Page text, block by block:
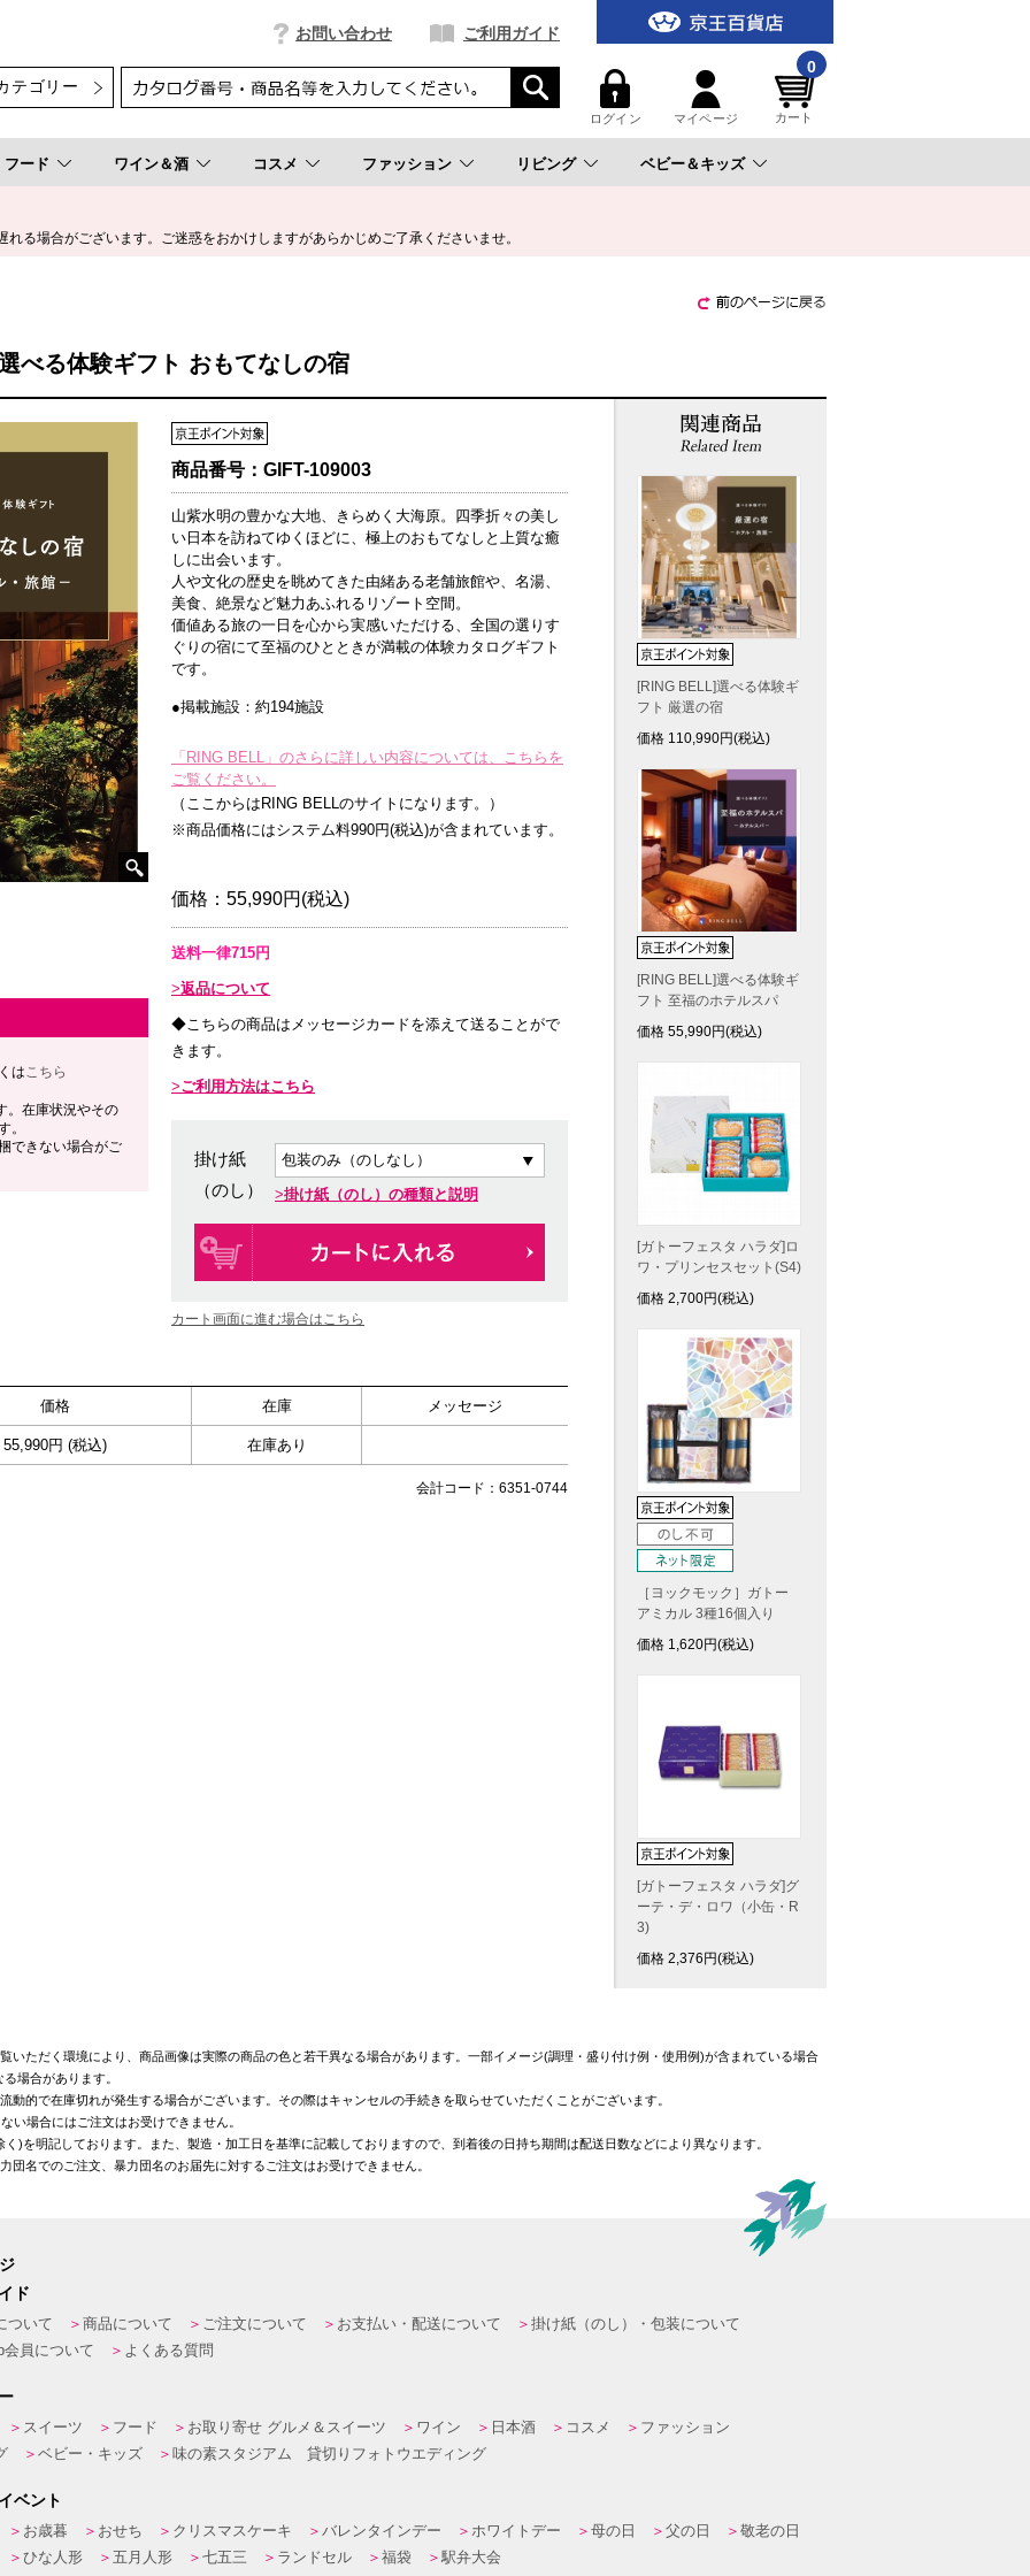
お問い合わせ ご利用ガイド
ログイン マイページ
0
カート
フード ワイン＆酒 コスメ ファッション リビング ベビー＆キッズ
る場合がございます。ご迷惑をおかけしますがあらかじめご了承くださいませ。
べる体験ギフト おもてなしの宿
はこちら
。在庫状況やその
。
できない場合がご
商品番号： GIFT-109003
山紫水明の豊かな大地、きらめく大海原。四季折々の美し
い日本を訪ねてゆくほどに、極上のおもてなしと上質な癒
しに出会います。
人や文化の歴史を眺めてきた由緒ある老舗旅館や、名湯、
美食、絶景など魅力あふれるリゾート空間。
価値ある旅の一日を心から実感いただける、全国の選りす
ぐりの宿にて至福のひとときが満載の体験カタログギフト
です。
●掲載施設：約194施設
「RING BELL」のさらに詳しい内容については、こちらを
ご覧ください。
（ここからはRING BELLのサイトになります。）
※商品価格にはシステム料990円(税込)が含まれています。
価格： 55,990円(税込)
送料一律715円
返品について
◆こちらの商品はメッセージカードを添えて送ることがで
きます。
ご利用方法はこちら
掛け紙
（のし）
掛け紙（のし）の種類と説明
カート画面に進む場合はこちら
価格 在庫 メッセージ
55,990円 (税込) 在庫あり
会計コード：6351-0744
[RING BELL]選べる体験ギ
フト 厳選の宿
価格 110,990円(税込)
[RING BELL]選べる体験ギ
フト 至福のホテルスパ
価格 55,990円(税込)
[ガトーフェスタ ハラダ]ロ
ワ・プリンセスセット(S4)
価格 2,700円(税込)
［ヨックモック］ガトー
アミカル 3種16個入り
価格 1,620円(税込)
[ガトーフェスタ ハラダ]グ
ーテ・デ・ロワ（小缶・R
3)
価格 2,376 円(税込)
いただく環境により、商品画像は実際の商品の色と若干異なる場合があります。一部イメージ(調理・盛り付け例・使用例)が含まれている場合
場合があります。
動的で在庫切れが発生する場合がございます。その際はキャンセルの手続きを取らせていただくことがございます。
い場合にはご注文はお受けできません。
)を明記しております。また、製造・加工日を基準に記載しておりますので、到着後の日持ち期間は配送日数などにより異なります。
名でのご注文、暴力団名のお届先に対するご注文はお受けできません。
ド
ついて 商品について ご注文について お支払い・配送について
掛け紙（のし）・包装について
会員について
よくある質問
スイーツ フード お取り寄せ グルメ＆スイーツ ワイン 日本酒 コスメ
ファッション
ベビー・キッズ 味の素スタジアム 貸切りフォトウエディング
ベント
お歳暮 おせち クリスマスケーキ バレンタインデー ホワイトデー 母の日 父の日
敬老の日
ひな人形
五月人形 七五三 ランドセル 福袋 駅弁大会